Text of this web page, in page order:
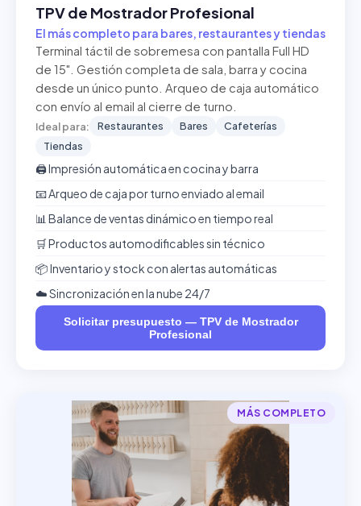
TPV de Mostrador Profesional
El más completo para bares, restaurantes y tiendas
Terminal táctil de sobremesa con pantalla Full HD
de 15". Gestión completa de sala, barra y cocina
desde un único punto. Arqueo de caja automático
con envío al email al cierre de turno.
Ideal para: Restaurantes Bares
Cafeterías
Tiendas
🖨️ Impresión automática en cocina y barra
📧 Arqueo de caja por turno enviado al email
📊 Balance de ventas dinámico en tiempo real
🛒 Productos automodificables sin técnico
📦 Inventario y stock con alertas automáticas
☁️ Sincronización en la nube 24/7
Solicitar presupuesto — TPV de Mostrador
Profesional
MÁS COMPLETO